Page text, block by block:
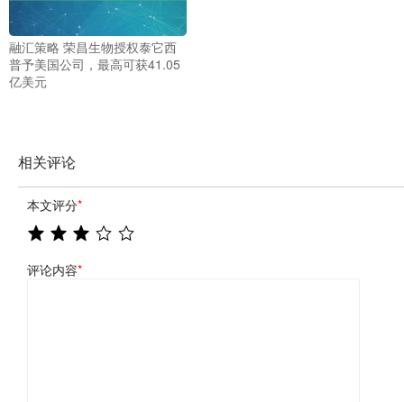
融汇策略 荣昌生物授权泰它西
普予美国公司，最高可获41.05
亿美元
相关评论
本文评分*
评论内容*